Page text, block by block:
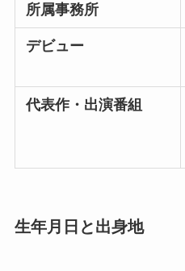
所属事務所
デビュー
代表作・出演番組
生年月日と出身地